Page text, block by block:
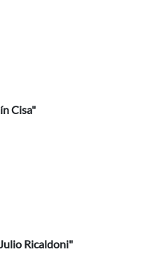
Cisa"
Ricaldoni"